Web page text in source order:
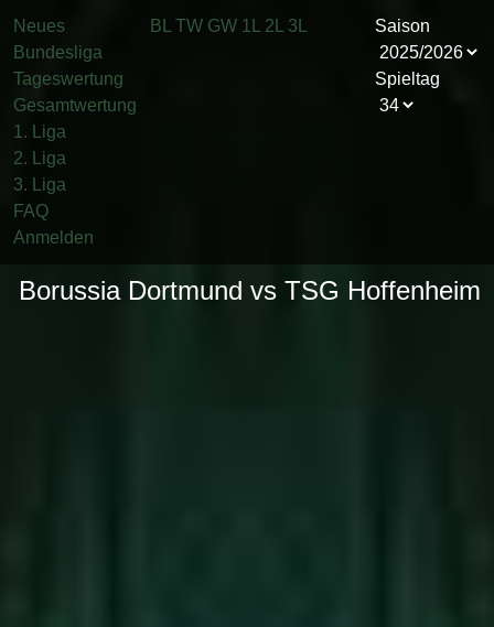
Neues
Bundesliga
Tageswertung
Gesamtwertung
1. Liga
2. Liga
3. Liga
FAQ
Anmelden
BL TW GW 1L 2L 3L Saison
Spieltag
Borussia Dortmund vs TSG Hoffenheim